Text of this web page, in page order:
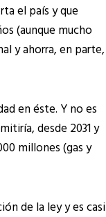
el país y que
(aunque mucho
y ahorra, en parte,
en éste. Y no es
desde 2031 y
millones (gas y
de la ley y es casi